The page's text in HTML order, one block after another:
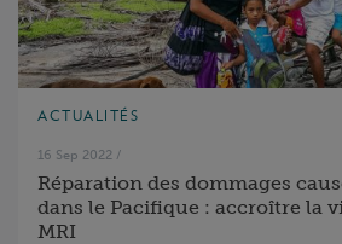
ACTUALITÉS
16 Sep 2022 /
Réparation des dommages
dans le Pacifique : accroître la
MRI